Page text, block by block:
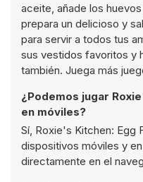
aceite, añade los
prepara un delicioso y
para servir a todos tus
sus vestidos favoritos y
también. Juega más
¿Podemos jugar
en móviles?
Sí, Roxie's Kitchen: Egg
dispositivos móviles y
directamente en el